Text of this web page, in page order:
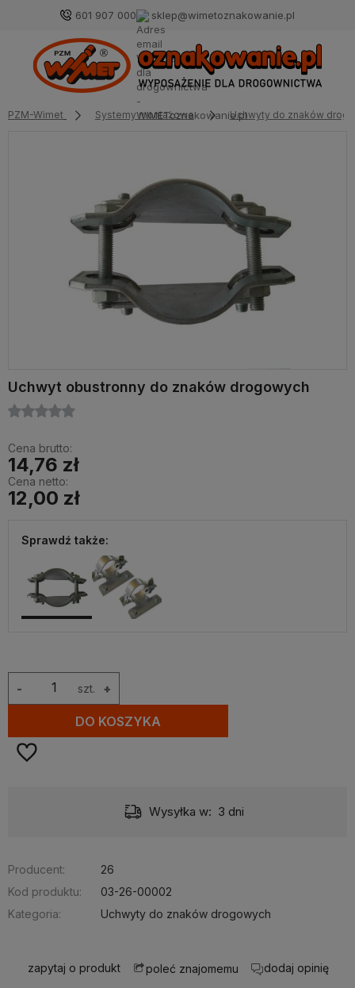
601 907 000 sklep@wimetoznakowanie.pl
PZM-Wimet Systemy montażowe Uchwyty do znaków
Uchwyt obustronny do znaków drogowych
Cena brutto:
14,76 zł
Cena netto:
12,00 zł
Sprawdź także:
szt. +
-
DO KOSZYKA
Wysyłka w: 3 dni
Producent:
26
Kod produktu:
03-26-00002
Kategoria:
Uchwyty do znaków drogowych
zapytaj o produkt poleć znajomemu dodaj opinię